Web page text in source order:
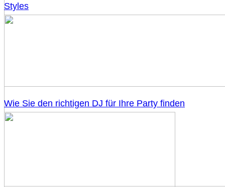
Styles
Wie Sie den richtigen DJ für Ihre Party finden